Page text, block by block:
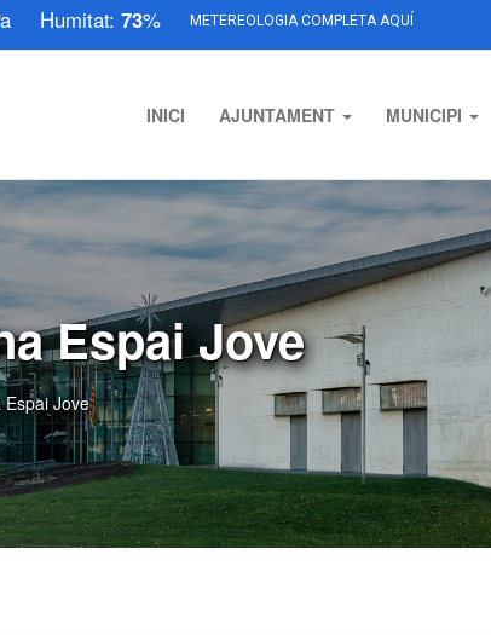
Humitat: 73% METEREOLOGIA COMPLETA AQUÍ
INICI AJUNTAMENT MUNICIPI
Espai Jove
Espai Jove